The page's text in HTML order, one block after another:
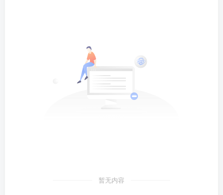
暂无内容